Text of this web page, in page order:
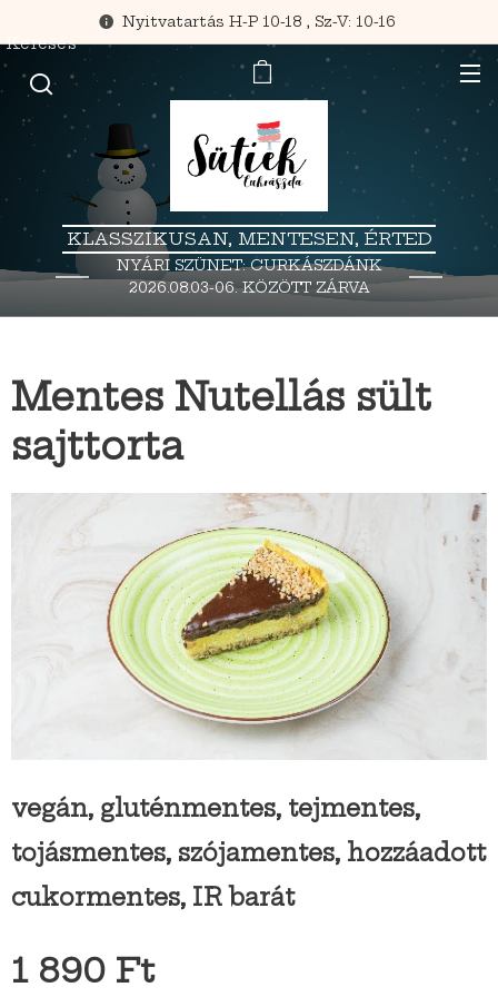
Nyitvatartás H-P 10-18 , Sz-V: 10-16
KLASSZIKUSAN, MENTESEN, ÉRTED
NYÁRI SZÜNET: CURKÁSZDÁNK
2026.08.03-06. KÖZÖTT ZÁRVA
Keresés
Mentes Nutellás sült
sajttorta
vegán, gluténmentes, tejmentes,
tojásmentes, szójamentes, hozzáadott
cukormentes, IR barát
1 890 Ft